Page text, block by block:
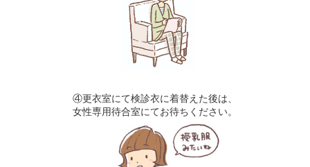
④更衣室にて検診衣に着替えた後は、
女性専用待合室にてお待ちください。